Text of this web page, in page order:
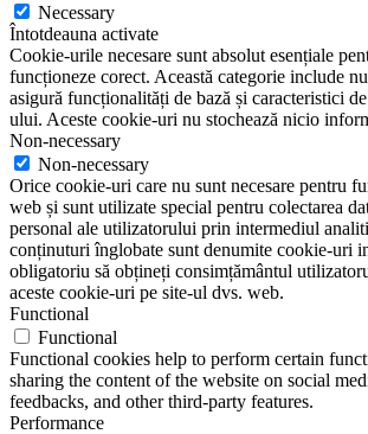
Necessary
Întotdeauna activate
Cookie-urile necesare sunt absolut esențiale
funcționeze corect. Această categorie include
asigură funcționalități de bază și caracteristici
ului. Aceste cookie-uri nu stochează nicio
Non-necessary
Non-necessary
Orice cookie-uri care nu sunt necesare pentru
web și sunt utilizate special pentru colectarea
personal ale utilizatorului prin intermediul
conținuturi înglobate sunt denumite cookie-uri
obligatoriu să obțineți consimțământul
aceste cookie-uri pe site-ul dvs. web.
Functional
Functional
Functional cookies help to perform certain
sharing the content of the website on social
feedbacks, and other third-party features.
Performance